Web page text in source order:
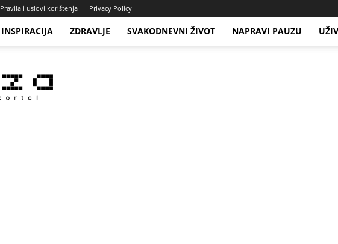
Pravila i uslovi korištenja Privacy Policy
INSPIRACIJA ZDRAVLJE SVAKODNEVNI ŽIVOT NAPRAVI PAUZU